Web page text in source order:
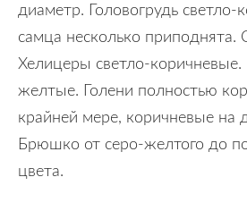
диаметр. Головогрудь светло-
самца несколько
Хелицеры светло-
желтые. Голени полностью
крайней мере, коричневые на
Брюшко от серо-желтого до
цвета.